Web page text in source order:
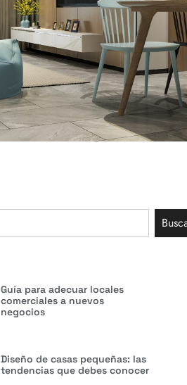
Guía para adecuar locales
comerciales a nuevos
negocios
Diseño de casas pequeñas: las
tendencias que debes conocer